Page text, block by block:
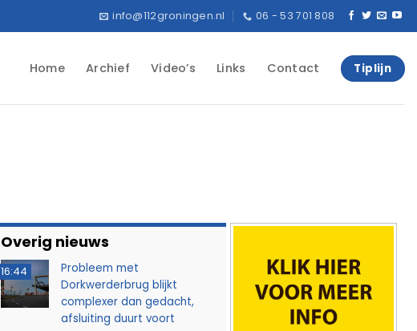
info@112groningen.nl 06 - 53 701 808
Home Archief Video’s Links Contact Tiplijn
Overig nieuws
16:44
Probleem met
Dorkwerderbrug blijkt
complexer dan gedacht,
afsluiting duurt voort